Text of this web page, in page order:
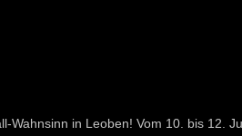
Wahnsinn in Leoben! Vom 10. bis 12.